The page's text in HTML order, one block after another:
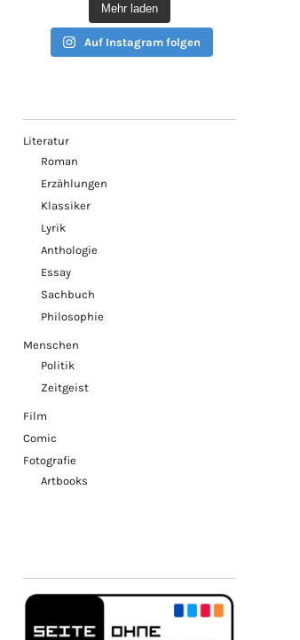
Mehr laden
Auf Instagram folgen
Literatur
Roman
Erzählungen
Klassiker
Lyrik
Anthologie
Essay
Sachbuch
Philosophie
Menschen
Politik
Zeitgeist
Film
Comic
Fotografie
Artbooks